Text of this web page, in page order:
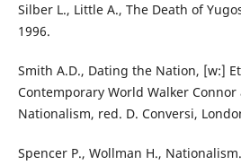
Silber L., Little A., The Death of
1996.
Smith A.D., Dating the Nation, [w:]
Contemporary World Walker
Nationalism, red. D. Conversi,
Spencer P., Wollman H.,